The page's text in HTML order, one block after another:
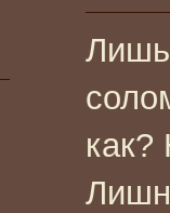
Лишь